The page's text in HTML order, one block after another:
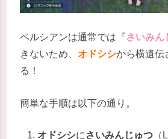
ペルシアンは通常では『さいみん
きないため、 オドシシから横遺伝
る！
簡単な手順は以下の通り。
オドシシに さいみんじゅつ